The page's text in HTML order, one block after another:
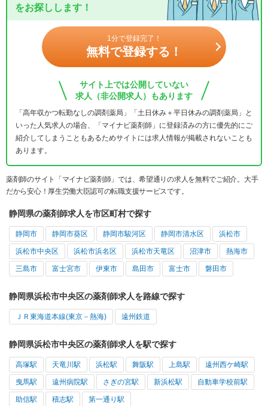
をお探しします！
1分で登録完了！
無料で登録する！
サイト上では公開していない
求人（非公開求人）もあります
「高年収かつ転勤なしの調剤薬局」「土日休み＋平日休みの調剤薬局」と
いった人気求人の場合、「マイナビ薬剤師」に登録済みの方に優先的にご
紹介してしまうこともあるためサイトには求人情報が掲載されないことも
あります。
薬剤師のサイト「マイナビ薬剤師」では、希望通りの求人を無料でご紹介。大手
だから安心！厚生労働大臣認可の転職支援サービスです。
静岡県の薬剤師求人を市区町村で探す
静岡市 静岡市葵区 静岡市駿河区 静岡市清水区 浜松市
浜松市中央区 浜松市浜名区 浜松市天竜区 沼津市 熱海市
三島市 富士宮市 伊東市 島田市 富士市 磐田市
静岡県浜松市中央区の薬剤師求人を路線で探す
ＪＲ東海道本線(東京－熱海) 遠州鉄道
静岡県浜松市中央区の薬剤師求人を駅で探す
高塚駅 天竜川駅 浜松駅 舞阪駅 上島駅 遠州西ケ崎駅
曳馬駅 遠州病院駅 さぎの宮駅 新浜松駅 自動車学校前駅
助信駅 積志駅 第一通り駅